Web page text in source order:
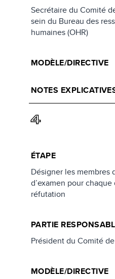
Secrétaire du Comité
sein du Bureau des
humaines (OHR)
MODÈLE/DIRECTIVE
NOTES
4
ÉTAPE
Désigner les membres
d’examen pour chaque
réfutation
PARTIE
Président du Comité
MODÈLE/DIRECTIVE